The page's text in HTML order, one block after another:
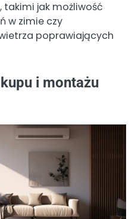
jak możliwość
w zimie czy
poprawiających
i montażu